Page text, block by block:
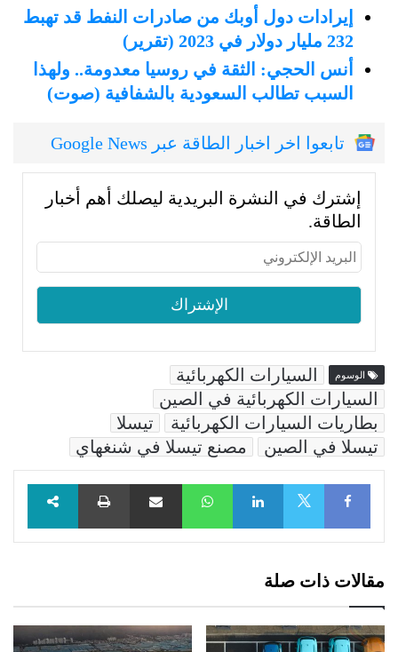
إيرادات دول أوبك من صادرات النفط قد تهبط
232 مليار دولار في 2023 (تقرير)
أنس الحجي: الثقة في روسيا معدومة.. ولهذا
السبب تطالب السعودية بالشفافية (صوت)
تابعوا اخر اخبار الطاقة عبر Google News
إشترك في النشرة البريدية ليصلك أهم أخبار
الطاقة.
الوسوم
السيارات الكهربائية
السيارات الكهربائية في الصين
بطاريات السيارات الكهربائية
تيسلا
تيسلا في الصين
مصنع تيسلا في شنغهاي
Facebook
LinkedIn
WhatsAppمشاركة عبر البريد طباعة
مقالات ذات صلة